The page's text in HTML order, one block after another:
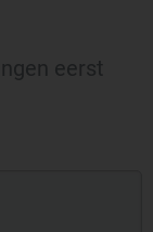
eerst